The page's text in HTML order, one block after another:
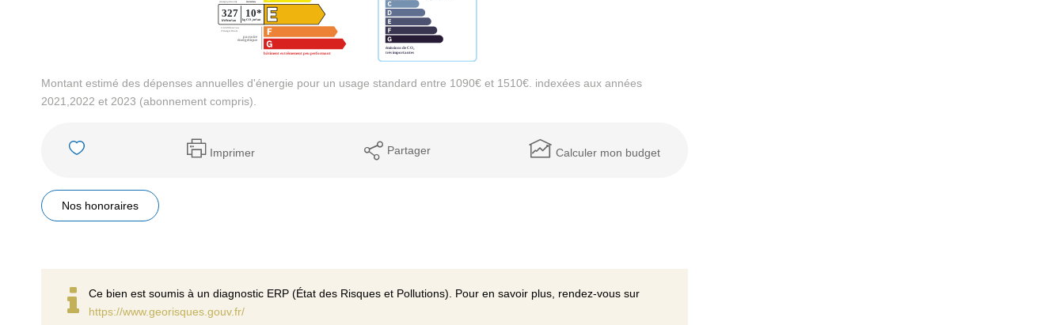
Montant estimé des dépenses annuelles d'énergie pour un usage standard entre 1090€ et 1510€. indexées aux années
2021,2022 et 2023 (abonnement compris).
Imprimer Partager Calculer mon budget
Nos honoraires
Ce bien est soumis à un diagnostic ERP (État des Risques et Pollutions). Pour en savoir plus, rendez-vous sur
https://www.georisques.gouv.fr/